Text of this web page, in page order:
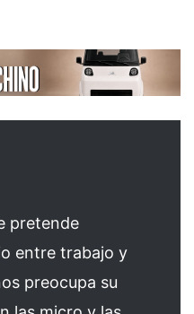
pretende
entre trabajo y
preocupa su